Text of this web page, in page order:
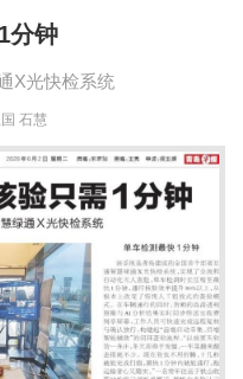
分钟
X光快检系统
石慧